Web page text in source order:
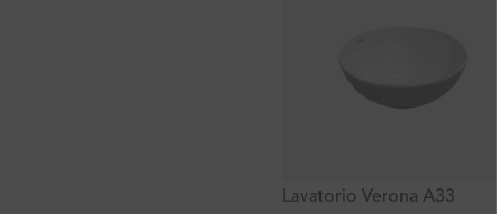
Lavatorio Verona A33